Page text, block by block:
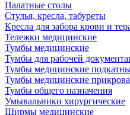
Палатные столы
Стулья, кресла, табуреты
Кресла для забора крови и
Тележки медицинские
Тумбы медицинские
Тумбы для рабочей
Тумбы медицинские
Тумбы медицинские
Тумбы общего назначения
Умывальники хирургические
Ширмы медицинские